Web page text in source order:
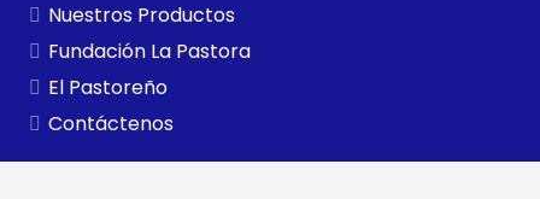
Nuestros Productos
Fundación La Pastora
El Pastoreño
Contáctenos